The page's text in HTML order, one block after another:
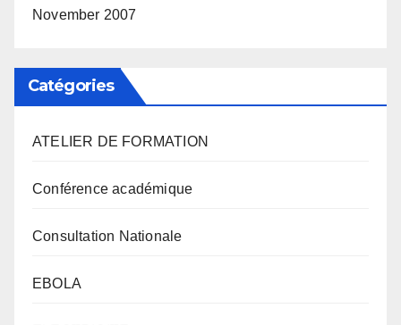
November 2007
Catégories
ATELIER DE FORMATION
Conférence académique
Consultation Nationale
EBOLA